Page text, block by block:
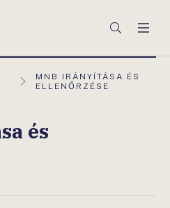
Keresés
AKTUÁLIS
OLDAL:
MNB IRÁNYÍTÁSA ÉS
ELLENŐRZÉSE
és